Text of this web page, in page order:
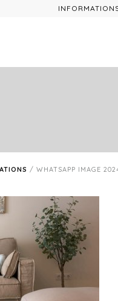
/ WHATSAPP IMAGE